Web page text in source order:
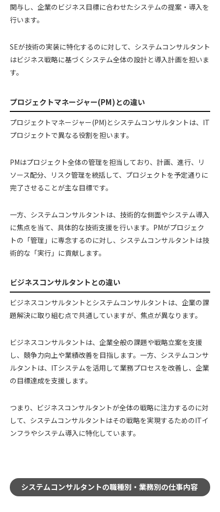
関与し、企業のビジネス目標に合わせたシステムの提案・導入を
行います。
SEが技術の実装に特化するのに対して、システムコンサルタント
はビジネス戦略に基づくシステム全体の設計と導入計画を担いま
す。
プロジェクトマネージャー(PM)との違い
プロジェクトマネージャー(PM)とシステムコンサルタントは、IT
プロジェクトで異なる役割を担います。
PMはプロジェクト全体の管理を担当しており、計画、進行、リ
ソース配分、リスク管理を統括して、プロジェクトを予定通りに
完了させることが主な目標です。
一方、システムコンサルタントは、技術的な側面やシステム導入
に焦点を当て、具体的な技術支援を行います。PMがプロジェク
トの「管理」に専念するのに対し、システムコンサルタントは技
術的な「実行」に貢献します。
ビジネスコンサルタントとの違い
ビジネスコンサルタントとシステムコンサルタントは、企業の課
題解決に取り組む点で共通していますが、焦点が異なります。
ビジネスコンサルタントは、企業全般の課題や戦略立案を支援
し、競争力向上や業績改善を目指します。一方、システムコンサ
ルタントは、ITシステムを活用して業務プロセスを改善し、企業
の目標達成を支援します。
つまり、ビジネスコンサルタントが全体の戦略に注力するのに対
して、システムコンサルタントはその戦略を実現するためのITイ
ンフラやシステム導入に特化しています。
システムコンサルタントの職種別・業務別の仕事内容